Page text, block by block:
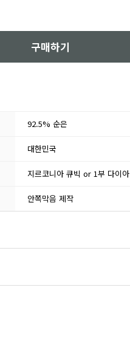
구매하기
92.5% 순은
대한민국
지르코니아 큐빅 or 1부 다이아
안쪽막음 제작